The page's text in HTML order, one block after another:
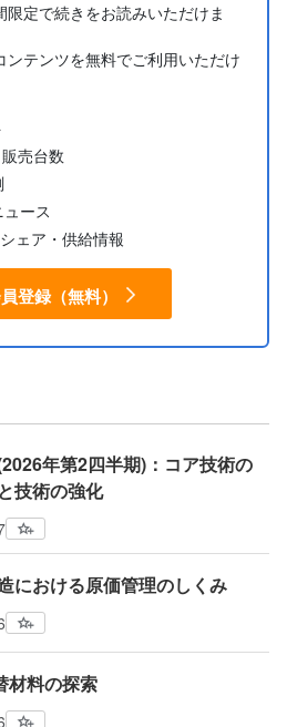
定で続きをお読みいただけま
ンテンツを無料でご利用いただけ
売台数
ース
ェア・供給情報
登録（無料）
年第2四半期)：コア技術の
技術の強化
における原価管理のしくみ
材料の探索